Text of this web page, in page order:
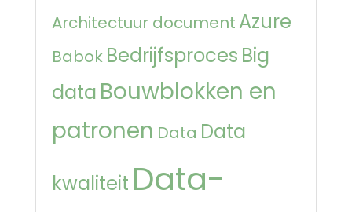
Architectuur document Azure
Babok Bedrijfsproces Big
data Bouwblokken en
patronen Data Data
kwaliteit Data-